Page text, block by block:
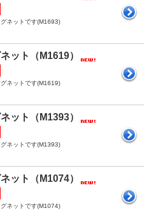
ネットです(M1693)
ット（M1619）
ネットです(M1619)
ット（M1393）
ネットです(M1393)
ット（M1074）
ネットです(M1074)